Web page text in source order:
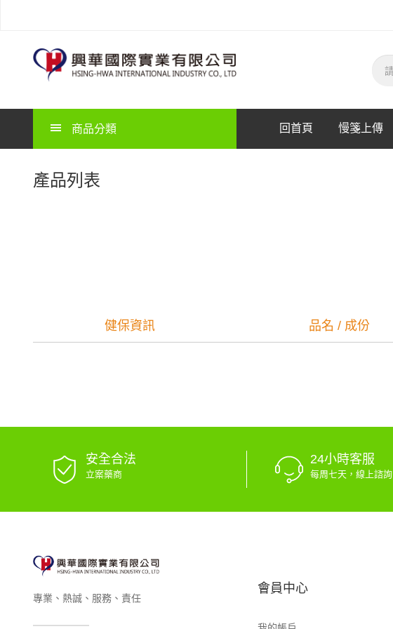
商品分類 回首頁 慢箋上傳
產品列表
健保資訊 品名 / 成份
安全合法
立案藥商
24小時客服
每周七天，線上諮詢
專業、熱誠、服務、責任
會員中心